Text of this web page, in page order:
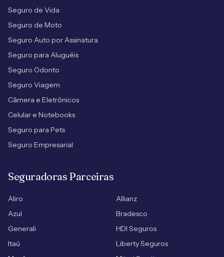
Seguro de Vida
Seguro de Moto
Seguro Auto por Assinatura
Seguro para Aluguéis
Seguro Odonto
Seguro Viagem
Câmera e Eletrônicos
Celular e Notebooks
Seguro para Pets
Seguro Empresarial
Seguradoras Parceiras
Aliro
Allianz
Azul
Bradesco
Generali
HDI Seguros
Itaú
Liberty Seguros